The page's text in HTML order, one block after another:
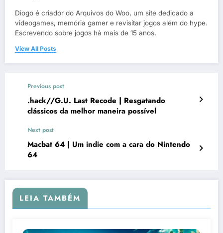
Diogo é criador do Arquivos do Woo, um site dedicado a
videogames, memória gamer e revisitar jogos além do hype.
Escrevendo sobre jogos há mais de 15 anos.
View All Posts
Previous post
.hack//G.U. Last Recode | Resgatando
clássicos da melhor maneira possível
Next post
Macbat 64 | Um indie com a cara do Nintendo
64
LEIA TAMBÉM